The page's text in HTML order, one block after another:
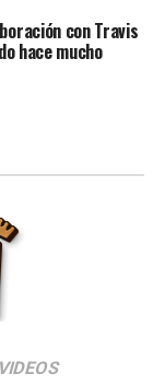
con Travis
hace mucho
VIDEOS